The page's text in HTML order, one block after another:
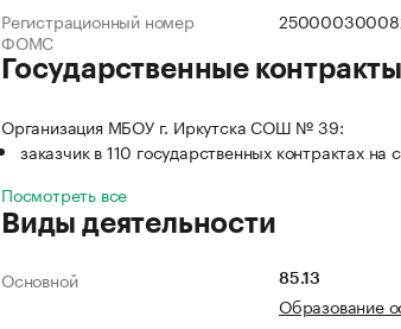
Регистрационный номер
ФОМС
Государственные контракты
Организация МБОУ г. Иркутска СОШ № 39:
заказчик в 110 государственных контрактах
Посмотреть все
Виды деятельности
Основной 85.13
Образование